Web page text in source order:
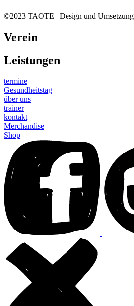
©2023 TAOTE | Design und Umsetzung
Verein
Leistungen
termine
Gesundheitstag
über uns
trainer
kontakt
Merchandise
Shop